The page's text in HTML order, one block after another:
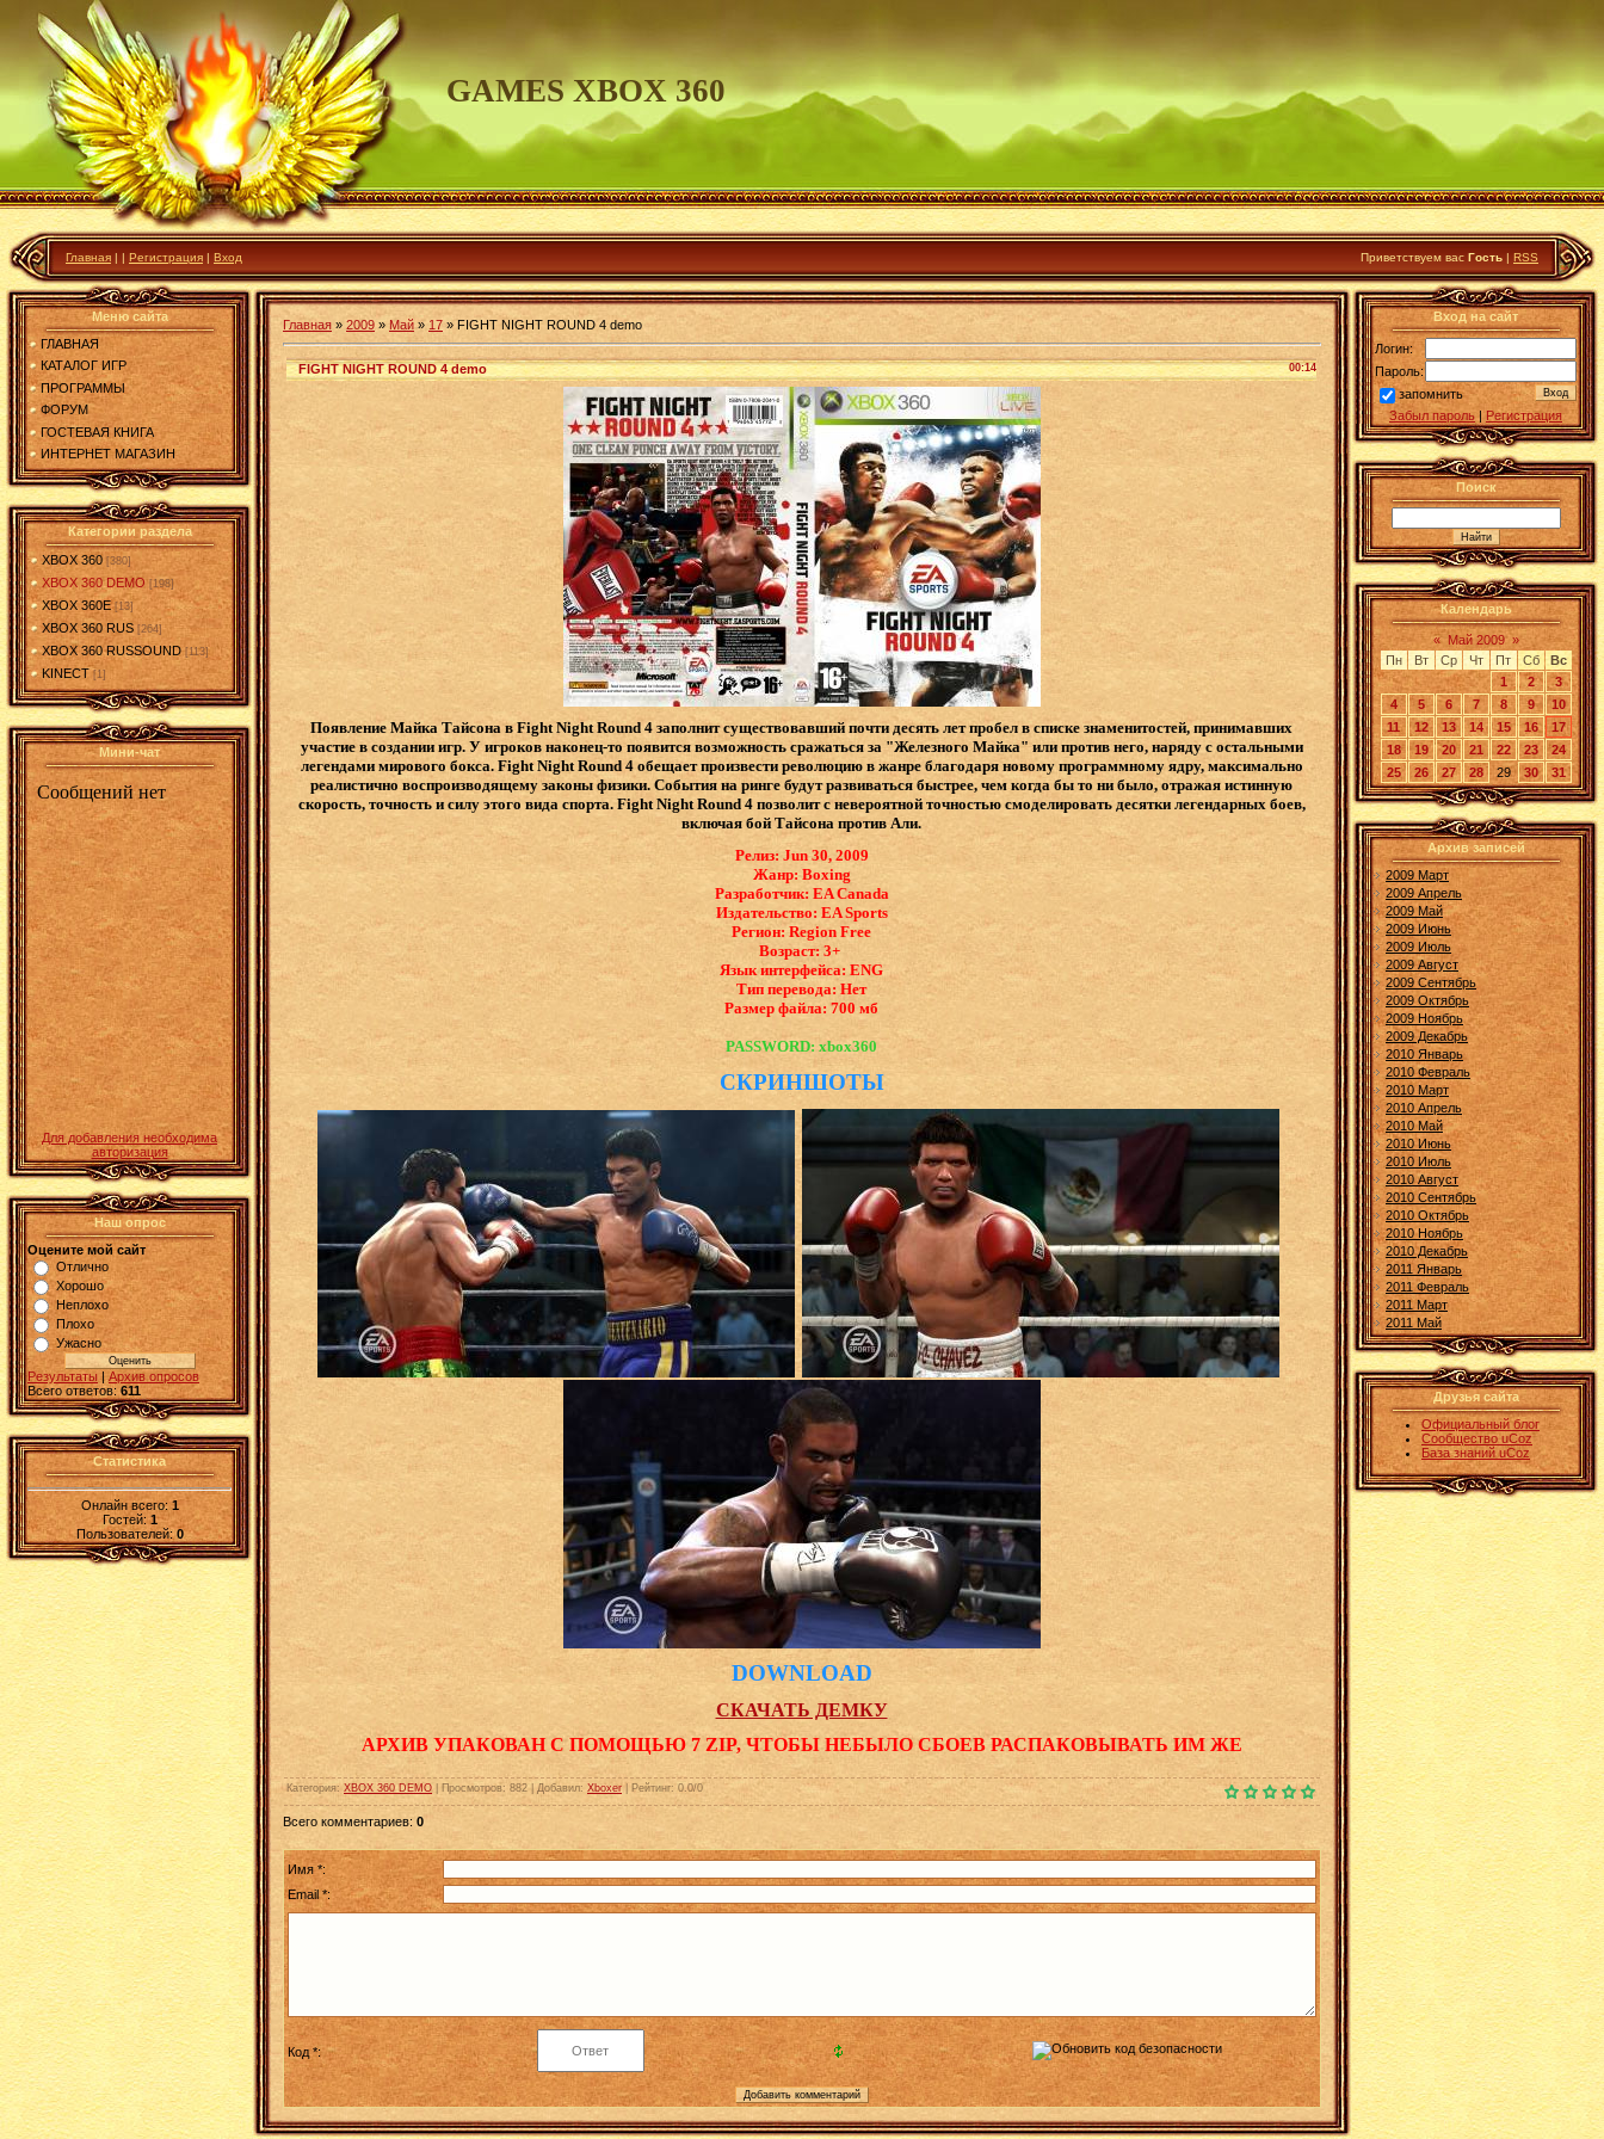
GAMES XBOX 360
Главная | | Регистрация | Вход Приветствуем вас Гость | RSS
Меню сайта
ГЛАВНАЯ
КАТАЛОГ ИГР
ПРОГРАММЫ
ФОРУМ
ГОСТЕВАЯ КНИГА
ИНТЕРНЕТ МАГАЗИН
Категории раздела
XBOX 360 [380]
XBOX 360 DEMO [198]
XBOX 360E [13]
XBOX 360 RUS [264]
XBOX 360 RUSSOUND [113]
KINECT [1]
Мини-чат
Для добавления необходима
авторизация
Наш опрос
Оцените мой сайт
Отлично
Хорошо
Неплохо
Плохо
Ужасно
Результаты | Архив опросов
Всего ответов: 611
Статистика
Онлайн всего:1
Гостей:1
Пользователей: 0
Главная » 2009 » Май » 17 » FIGHT NIGHT ROUND 4 demo
00:14
FIGHT NIGHT ROUND 4 demo
Появление Майка Тайсона в Fight Night Round 4 заполнит существовавший почти десять лет пробел в списке знаменитостей, принимавших
участие в создании игр. У игроков наконец-то появится возможность сражаться за "Железного Майка" или против него, наряду с остальными
легендами мирового бокса. Fight Night Round 4 обещает произвести революцию в жанре благодаря новому программному ядру, максимально
реалистично воспроизводящему законы физики. События на ринге будут развиваться быстрее, чем когда бы то ни было, отражая истинную
скорость, точность и силу этого вида спорта. Fight Night Round 4 позволит с невероятной точностью смоделировать десятки легендарных боев,
включая бой Тайсона против Али.
Релиз: Jun 30, 2009
Жанр: Boxing
Разработчик: EA Canada
Издательство: EA Sports
Регион: Region Free
Возраст: 3+
Язык интерфейса: ​ENG
Тип перевода: Нет
Размер файла: 700 мб
PASSWORD: xbox360
СКРИНШОТЫ
DOWNLOAD
СКАЧАТЬ ДЕМКУ
АРХИВ УПАКОВАН С ПОМОЩЬЮ 7 ZIP, ЧТОБЫ НЕБЫЛО СБОЕВ РАСПАКОВЫВАТЬ ИМ ЖЕ
Категория: XBOX 360 DEMO Просмотров: 882 Добавил: Xboxer Рейтинг: 0.0/0
Всего комментариев: 0
Имя *:
Email *:
Код *:
Вход на сайт
Логин:
Пароль:
запомнить
Забыл пароль | Регистрация
Поиск
Календарь
« Май 2009 »
Пн
Вт Ср Чт Пт Сб
Вс
1
2
3
4
5 6 7 8 9
10
11
12 13 14 15 16
17
18
19 20 21 22 23
24
25
26 27 28 29 30 31
Архив записей
2009 Март
2009 Апрель
2009 Май
2009 Июнь
2009 Июль
2009 Август
2009 Сентябрь
2009 Октябрь
2009 Ноябрь
2009 Декабрь
2010 Январь
2010 Февраль
2010 Март
2010 Апрель
2010 Май
2010 Июнь
2010 Июль
2010 Август
2010 Сентябрь
2010 Октябрь
2010 Ноябрь
2010 Декабрь
2011 Январь
2011 Февраль
2011 Март
2011 Май
Друзья сайта
Официальный блог
Сообщество uCoz
База знаний uCoz